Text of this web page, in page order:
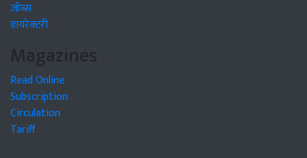
जॉब्स
डायरेक्टरी
Magazines
Read Online
Subscription
Circulation
Tariff